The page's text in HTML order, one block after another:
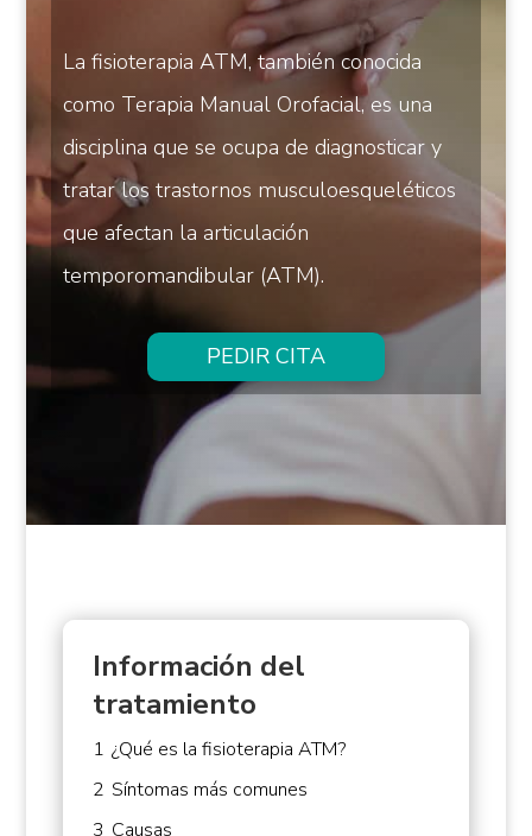
La fisioterapia ATM, también conocida
como Terapia Manual Orofacial, es una
disciplina que se ocupa de diagnosticar y
tratar los trastornos musculoesqueléticos
que afectan la articulación
temporomandibular (ATM).
PEDIR CITA
Información del
tratamiento
1 ¿Qué es la fisioterapia ATM?
2 Síntomas más comunes
3 Causas